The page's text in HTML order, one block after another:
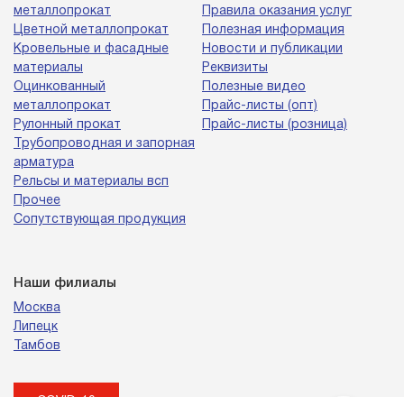
металлопрокат
Цветной металлопрокат
Кровельные и фасадные
материалы
Оцинкованный
металлопрокат
Рулонный прокат
Трубопроводная и запорная
арматура
Рельсы и материалы всп
Прочее
Сопутствующая продукция
Правила оказания услуг
Полезная информация
Новости и публикации
Реквизиты
Полезные видео
Прайс-листы (опт)
Прайс-листы (розница)
Наши филиалы
Москва
Липецк
Тамбов